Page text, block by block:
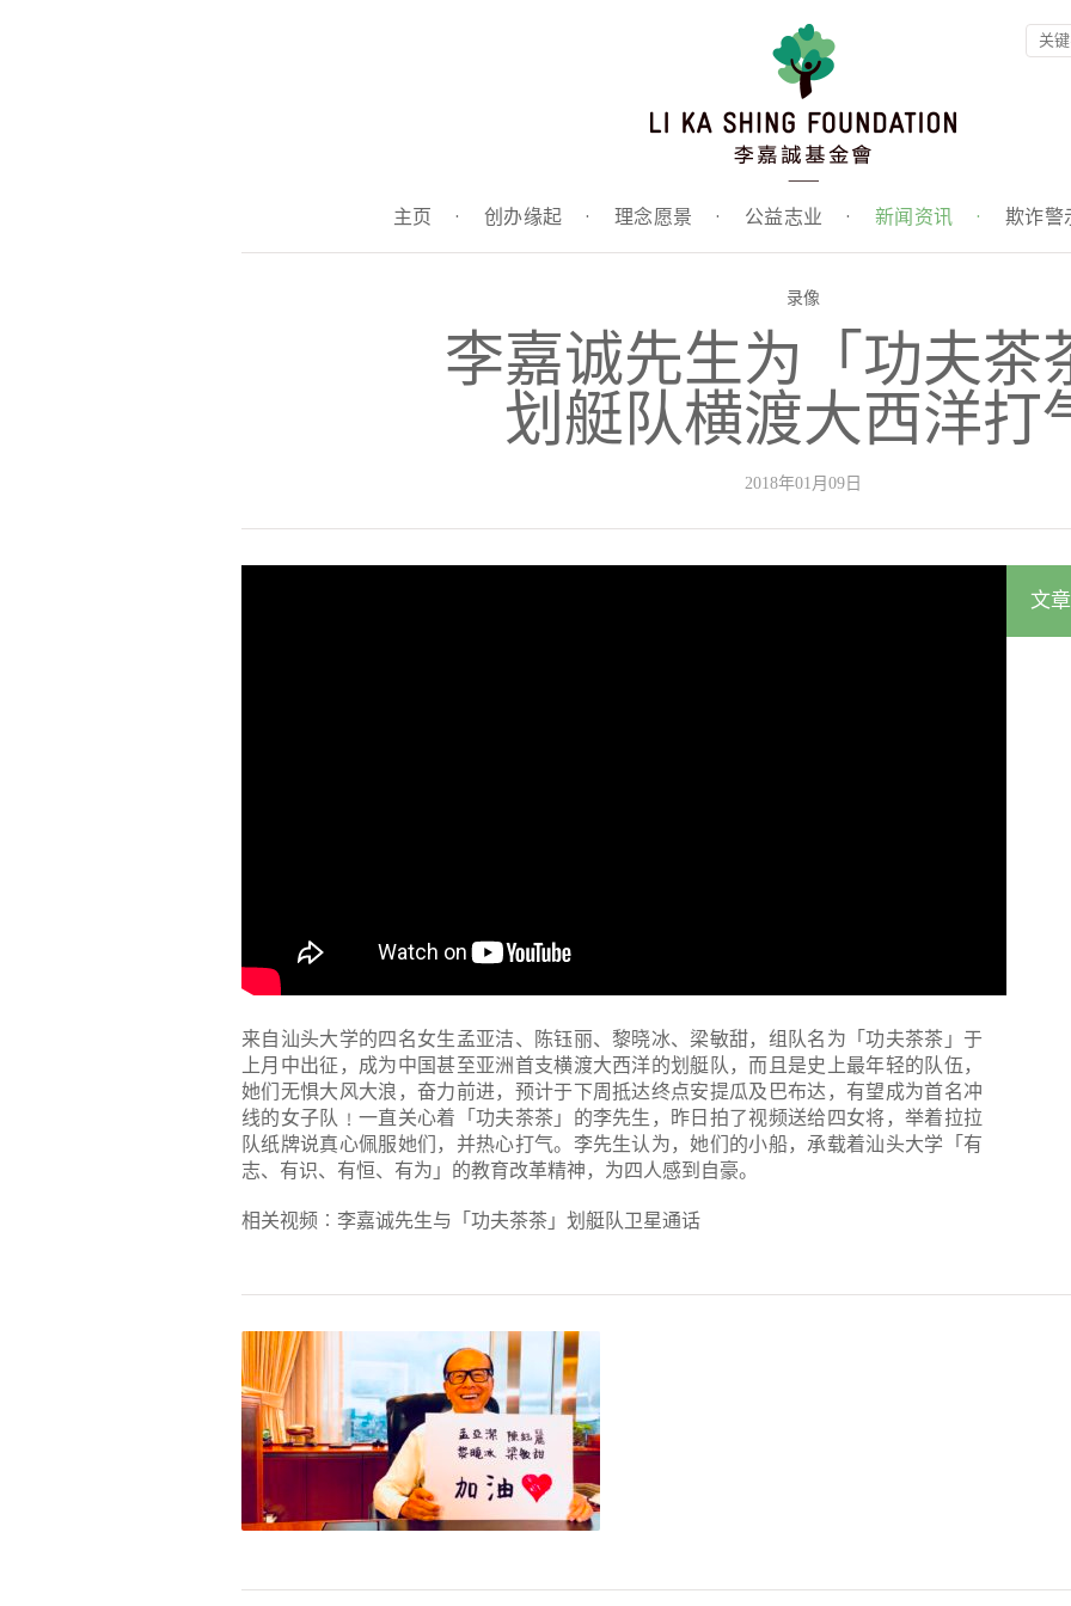
主页 · 创办缘起 · 理念愿景 · 公益志业 · 新闻资讯 · 欺诈警
录像
李嘉诚先生为「功夫茶
划艇队横渡大西洋打
2018年01月09日
来自汕头大学的四名女生孟亚洁、陈钰丽、黎晓冰、梁敏甜，组队名为「功夫茶茶」于
上月中出征，成为中国甚至亚洲首支横渡大西洋的划艇队，而且是史上最年轻的队伍，
她们无惧大风大浪，奋力前进，预计于下周抵达终点安提瓜及巴布达，有望成为首名冲
线的女子队﹗一直关心着「功夫茶茶」的李先生，昨日拍了视频送给四女将，举着拉拉
队纸牌说真心佩服她们，并热心打气。李先生认为，她们的小船，承载着汕头大学「有
志、有识、有恒、有为」的教育改革精神，为四人感到自豪。
相关视频︰ 李嘉诚先生与「功夫茶茶」划艇队卫星通话
文